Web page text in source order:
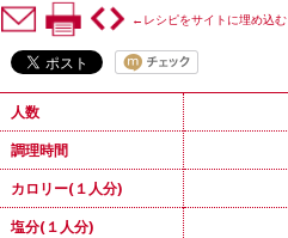
←レシピをサイトに埋め込む
人数
調理時間
カロリー(１人分)
塩分(１人分)